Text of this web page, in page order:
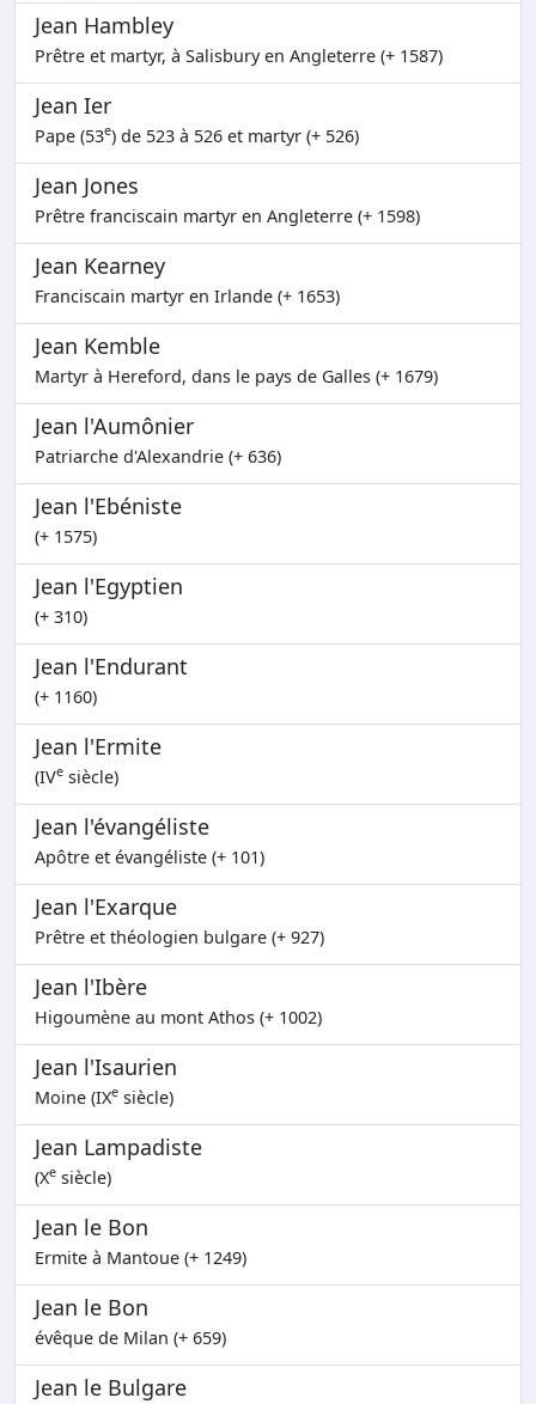
Jean Hambley
Prêtre et martyr, à Salisbury en Angleterre (+ 1587)
Jean Ier
Pape (53e) de 523 à 526 et martyr (+ 526)
Jean Jones
Prêtre franciscain martyr en Angleterre (+ 1598)
Jean Kearney
Franciscain martyr en Irlande (+ 1653)
Jean Kemble
Martyr à Hereford, dans le pays de Galles (+ 1679)
Jean l'Aumônier
Patriarche d'Alexandrie (+ 636)
Jean l'Ebéniste
(+ 1575)
Jean l'Egyptien
(+ 310)
Jean l'Endurant
(+ 1160)
Jean l'Ermite
(IVe siècle)
Jean l'évangéliste
Apôtre et évangéliste (+ 101)
Jean l'Exarque
Prêtre et théologien bulgare (+ 927)
Jean l'Ibère
Higoumène au mont Athos (+ 1002)
Jean l'Isaurien
Moine (IXe siècle)
Jean Lampadiste
(Xe siècle)
Jean le Bon
Ermite à Mantoue (+ 1249)
Jean le Bon
évêque de Milan (+ 659)
Jean le Bulgare